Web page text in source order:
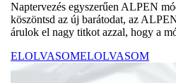
Naptervezés egyszerűen ALPEN
köszöntsd az új barátodat, az
árulok el nagy titkot azzal, hogy a
ELOLVASOMELOLVASOM